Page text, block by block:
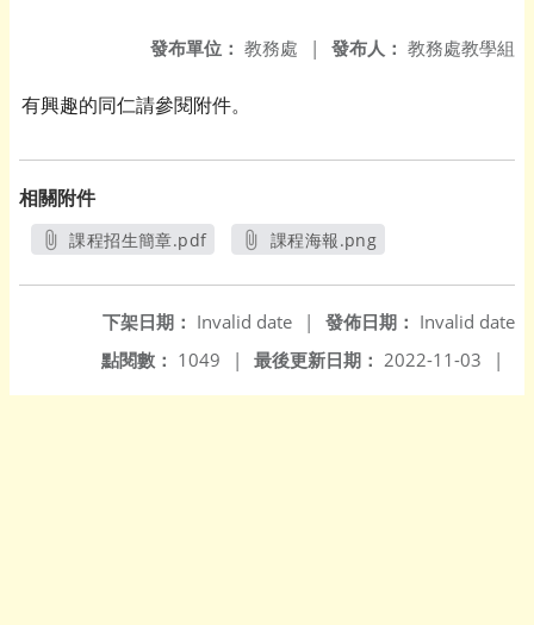
發布人： 教務處教學組
發布單位： 教務處 |
有興趣的同仁請參閱附件。
相關附件
課程招生簡章.pdf
課程海報.png
發佈日期： Invalid date
下架日期： Invalid date
|
最後更新日期： 2022-11-03 |
點閱數： 1049 |